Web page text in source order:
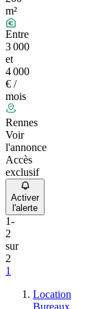
m²
Entre
3 000
et
4 000
€ /
mois
Rennes
Voir
l'annonce
Accès
exclusif
Activer
l'alerte
1-
2
sur
2
1
Location
Bureaux